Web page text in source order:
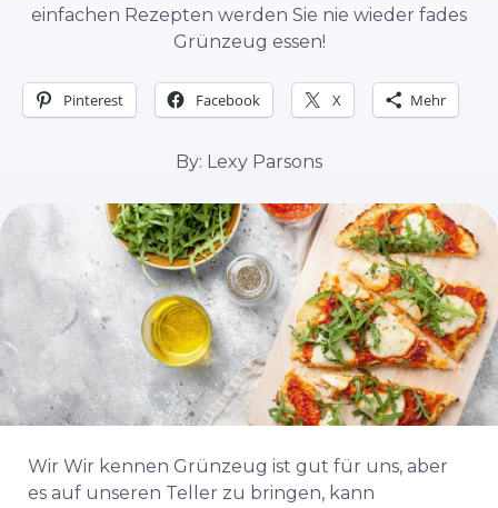
einfachen Rezepten werden Sie nie wieder fades
Grünzeug essen!
Pinterest Facebook X Mehr
By: Lexy Parsons
Wir Wir kennen Grünzeug ist gut für uns, aber
es auf unseren Teller zu bringen, kann